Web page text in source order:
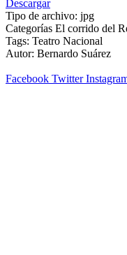
Descargar
Tipo de archivo: jpg
Categorías El corrido del
Tags: Teatro Nacional
Autor: Bernardo Suárez
Facebook Twitter